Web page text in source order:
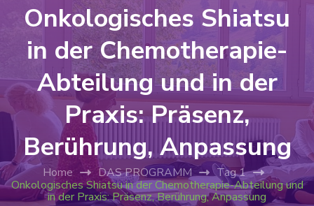
Onkologisches Shiatsu
in der Chemotherapie-
Abteilung und in der
Praxis: Präsenz,
Berührung, Anpassung
Home DAS PROGRAMM
Tag 1
Onkologisches Shiatsu in der Chemotherapie-Abteilung und
in der Praxis: Präsenz, Berührung, Anpassung